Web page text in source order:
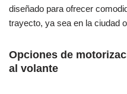
diseñado para ofrecer
trayecto, ya sea en la ciudad
Opciones de
al volante